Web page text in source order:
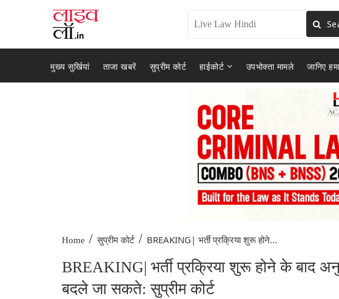
मुख्य सुर्खियां ताजा खबरें सुप्रीम कोर्ट हाईकोर्ट उपभोक्ता मामले जानिए
Home / सुप्रीम कोर्ट / BREAKING| भर्ती प्रक्रिया शुरू होने...
BREAKING| भर्ती प्रक्रिया शुरू होने के बाद
बदले जा सकते: सुप्रीम कोर्ट